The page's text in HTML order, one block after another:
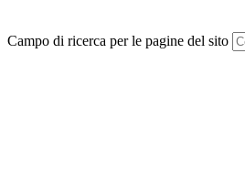
Campo di ricerca per le pagine del sito